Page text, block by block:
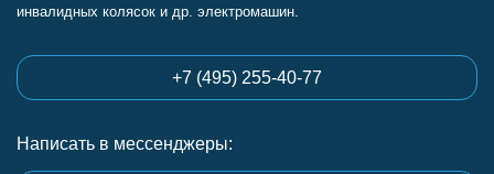
инвалидных колясок и др. электромашин.
+7 (495) 255-40-77
Написать в мессенджеры: